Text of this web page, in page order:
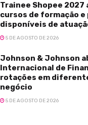
Trainee Shopee
cursos de formação e
disponíveis de
5 DE AGOSTO DE 2026
Johnson & Johnson
Internacional de
rotações em
negócio
5 DE AGOSTO DE 2026